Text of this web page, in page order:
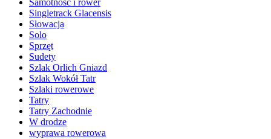
Samotność i rower
Singletrack Glacensis
Słowacja
Solo
Sprzęt
Sudety
Szlak Orlich Gniazd
Szlak Wokół Tatr
Szlaki rowerowe
Tatry
Tatry Zachodnie
W drodze
wyprawa rowerowa